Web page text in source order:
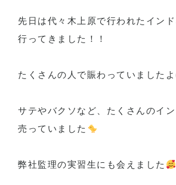
先日は代々木上原で行われたイン
行ってきました！！
たくさんの人で賑わっていました
サテやバクソなど、たくさんのイ
売っていました
弊社監理の実習生にも会えました